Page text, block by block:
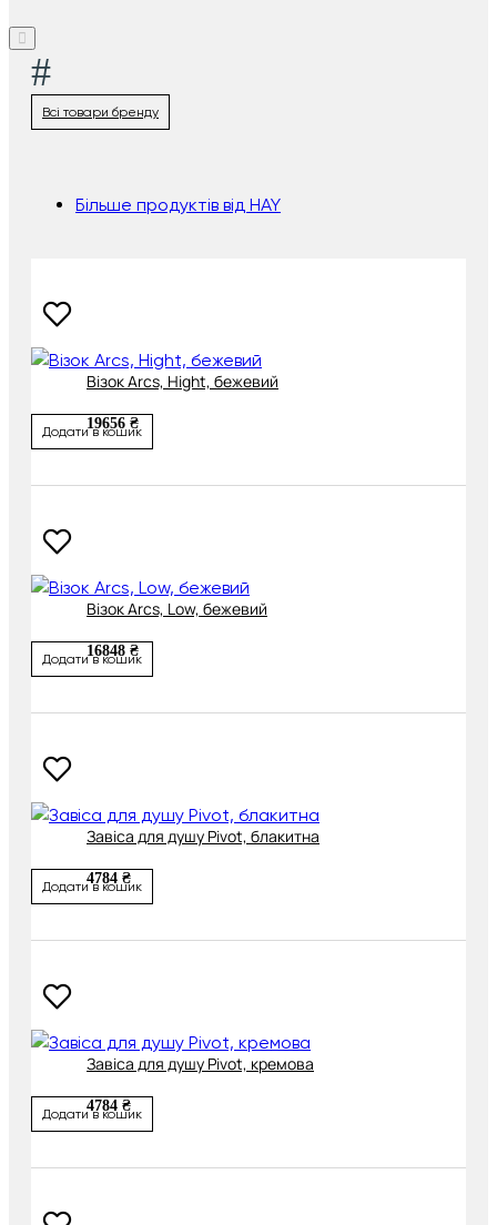
#
Всі товари бренду
Більше продуктів від HAY
Візок Arcs, Hight, бежевий
19656 ₴
Додати в кошик
Візок Arcs, Low, бежевий
16848 ₴
Додати в кошик
Завіса для душу Pivot, блакитна
4784 ₴
Додати в кошик
Завіса для душу Pivot, кремова
4784 ₴
Додати в кошик